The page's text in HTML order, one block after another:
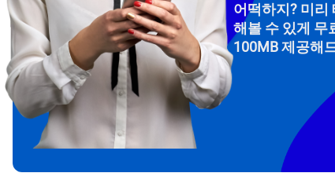
어떡하지? 미리
해볼 수 있게 무
100MB 제공해